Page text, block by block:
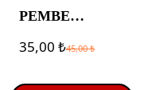
PEMBE
YELEĞİ
35,00 ₺45,00₺